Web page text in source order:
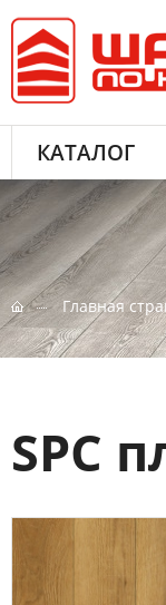
КАТАЛОГ
Главная
SPC